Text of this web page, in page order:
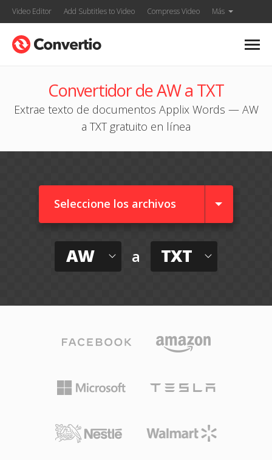
Video Editor Add Subtitles to Video Compress Video Más
Convertidor de AW a TXT
Extrae texto de documentos Applix Words — AW
a TXT gratuito en línea
Seleccione los archivos
AW a TXT